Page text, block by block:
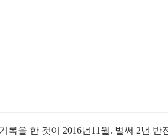
록을 한 것이 2016년11월. 벌써 2년 반